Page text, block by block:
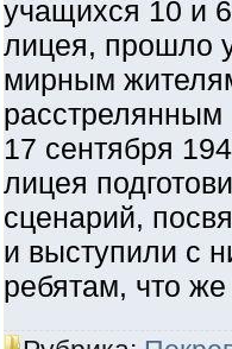
учащихся 10 и
лицея, прошло
мирным
17 сентября
лицея
сценарий,
и выступили с
ребятам, что